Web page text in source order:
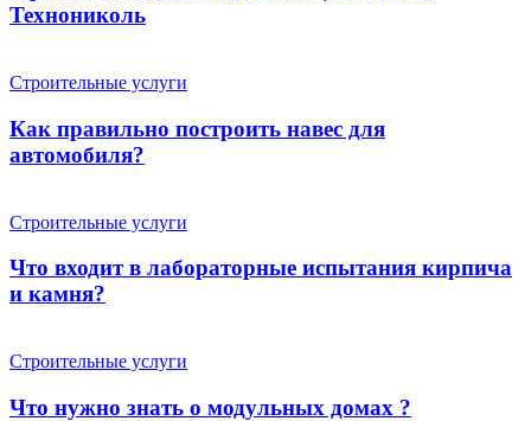
Технониколь
Строительные услуги
Как правильно построить навес для
автомобиля?
Строительные услуги
Что входит в лабораторные испытания кирпича
и камня?
Строительные услуги
Что нужно знать о модульных домах ?